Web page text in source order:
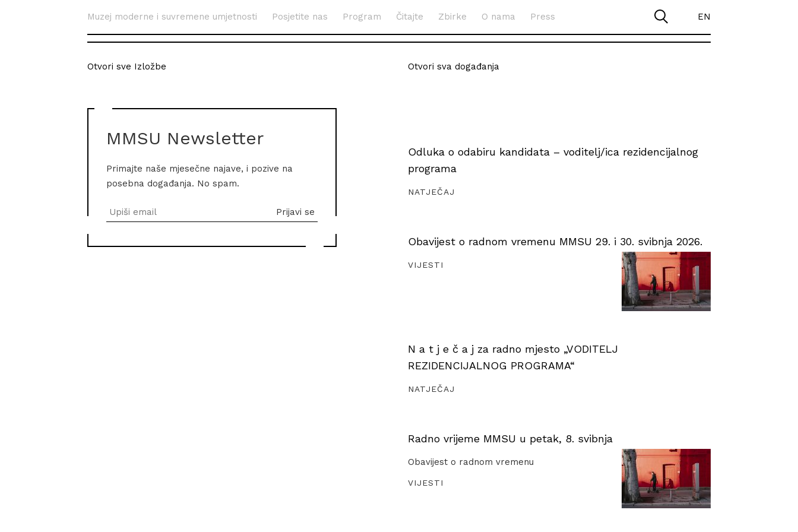
Muzej moderne i suvremene umjetnosti Posjetite nas Program Čitajte Zbirke O nama Press EN
Otvori sve Izložbe
MMSU Newsletter
Primajte naše mjesečne najave, i pozive na
posebna događanja. No spam.
Otvori sva događanja
Odluka o odabiru kandidata – voditelj/ica rezidencijalnog
programa
NATJEČAJ
Obavijest o radnom vremenu MMSU 29. i 30. svibnja 2026.
VIJESTI
N a t j e č a j za radno mjesto „VODITELJ
REZIDENCIJALNOG PROGRAMA“
NATJEČAJ
Radno vrijeme MMSU u petak, 8. svibnja
Obavijest o radnom vremenu
VIJESTI